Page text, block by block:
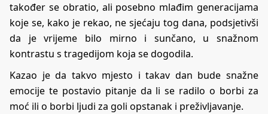
također se obratio, ali posebno mlađim generacijama
koje se, kako je rekao, ne sjećaju tog dana, podsjetivši
da je vrijeme bilo mirno i sunčano, u snažnom
kontrastu s tragedijom koja se dogodila.
Kazao je da takvo mjesto i takav dan bude snažne
emocije te postavio pitanje da li se radilo o borbi za
moć ili o borbi ljudi za goli opstanak i preživljavanje.